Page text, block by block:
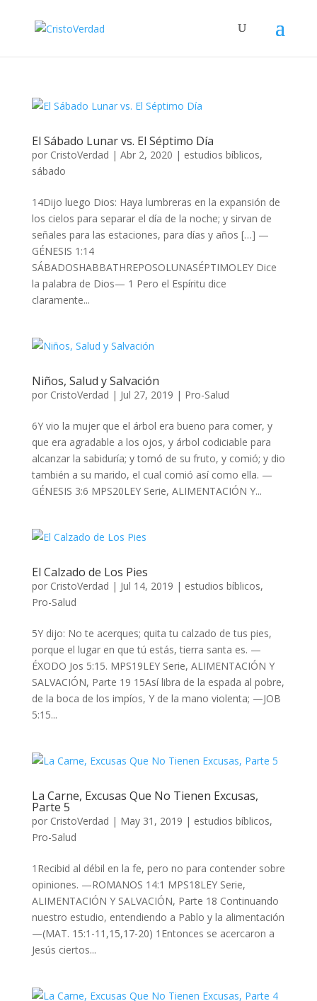
El Sábado Lunar vs. El Séptimo Día
por CristoVerdad | Abr 2, 2020 | estudios bíblicos,
sábado
14Dijo luego Dios: Haya lumbreras en la expansión de
los cielos para separar el día de la noche; y sirvan de
señales para las estaciones, para días y años […] —
GÉNESIS 1:14
SÁBADOSHABBATHREPOSOLUNASÉPTIMOLEY Dice
la palabra de Dios— 1 Pero el Espíritu dice
claramente...
Niños, Salud y Salvación
por CristoVerdad | Jul 27, 2019 | Pro-Salud
6Y vio la mujer que el árbol era bueno para comer, y
que era agradable a los ojos, y árbol codiciable para
alcanzar la sabiduría; y tomó de su fruto, y comió; y dio
también a su marido, el cual comió así como ella. —
GÉNESIS 3:6 MPS20LEY Serie, ALIMENTACIÓN Y...
El Calzado de Los Pies
por CristoVerdad | Jul 14, 2019 | estudios bíblicos,
Pro-Salud
5Y dijo: No te acerques; quita tu calzado de tus pies,
porque el lugar en que tú estás, tierra santa es. —
ÉXODO Jos 5:15. MPS19LEY Serie, ALIMENTACIÓN Y
SALVACIÓN, Parte 19 15Así libra de la espada al pobre,
de la boca de los impíos, Y de la mano violenta; —JOB
5:15...
La Carne, Excusas Que No Tienen Excusas,
Parte 5
por CristoVerdad | May 31, 2019 | estudios bíblicos,
Pro-Salud
1Recibid al débil en la fe, pero no para contender sobre
opiniones. —ROMANOS 14:1 MPS18LEY Serie,
ALIMENTACIÓN Y SALVACIÓN, Parte 18 Continuando
nuestro estudio, entendiendo a Pablo y la alimentación
—(MAT. 15:1-11,15,17-20) 1Entonces se acercaron a
Jesús ciertos...